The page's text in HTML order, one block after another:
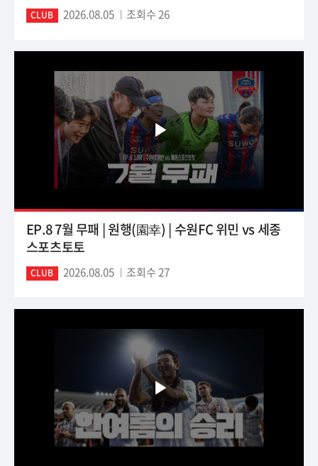
CLUB 2026.08.05 조회수 26
EP.8 7월 무패 | 원행(園幸) | 수원FC 위민 vs 세종
스포츠토토
CLUB 2026.08.05 조회수 27